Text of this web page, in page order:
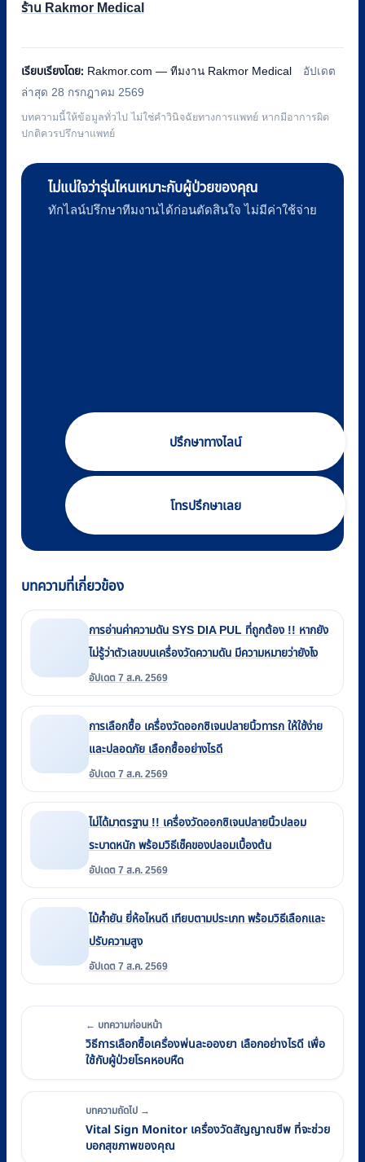
ร้าน Rakmor Medical
เรียบเรียงโดย: Rakmor.com — ทีมงาน Rakmor Medical
อัปเดต
ล่าสุด 28 กรกฎาคม 2569
บทความนี้ให้ข้อมูลทั่วไป ไม่ใช่คำวินิจฉัยทางการแพทย์ หากมีอาการผิด
ปกติควรปรึกษาแพทย์
ไม่แน่ใจว่ารุ่นไหนเหมาะกับผู้ป่วยของคุณ
ทักไลน์ปรึกษาทีมงานได้ก่อนตัดสินใจ ไม่มีค่าใช้จ่าย
ปรึกษาทางไลน์
โทรปรึกษาเลย
บทความที่เกี่ยวข้อง
การอ่านค่าความดัน SYS DIA PUL ที่ถูกต้อง !! หากยัง
ไม่รู้ว่าตัวเลขบนเครื่องวัดความดัน มีความหมายว่ายังไง
อัปเดต 7 ส.ค. 2569
การเลือกซื้อ เครื่องวัดออกซิเจนปลายนิ้วทารก ให้ใช้ง่าย
และปลอดภัย เลือกซื้ออย่างไรดี
อัปเดต 7 ส.ค. 2569
ไม่ได้มาตรฐาน !! เครื่องวัดออกซิเจนปลายนิ้วปลอม
ระบาดหนัก พร้อมวิธีเช็คของปลอมเบื้องต้น
อัปเดต 7 ส.ค. 2569
ไม้ค้ำยัน ยี่ห้อไหนดี เทียบตามประเภท พร้อมวิธีเลือกและ
ปรับความสูง
อัปเดต 7 ส.ค. 2569
← บทความก่อนหน้า
วิธีการเลือกซื้อเครื่องพ่นละอองยา เลือกอย่างไรดี เพื่อ
ใช้กับผู้ป่วยโรคหอบหืด
บทความถัดไป →
Vital Sign Monitor เครื่องวัดสัญญาณชีพ ที่จะช่วย
บอกสุขภาพของคุณ